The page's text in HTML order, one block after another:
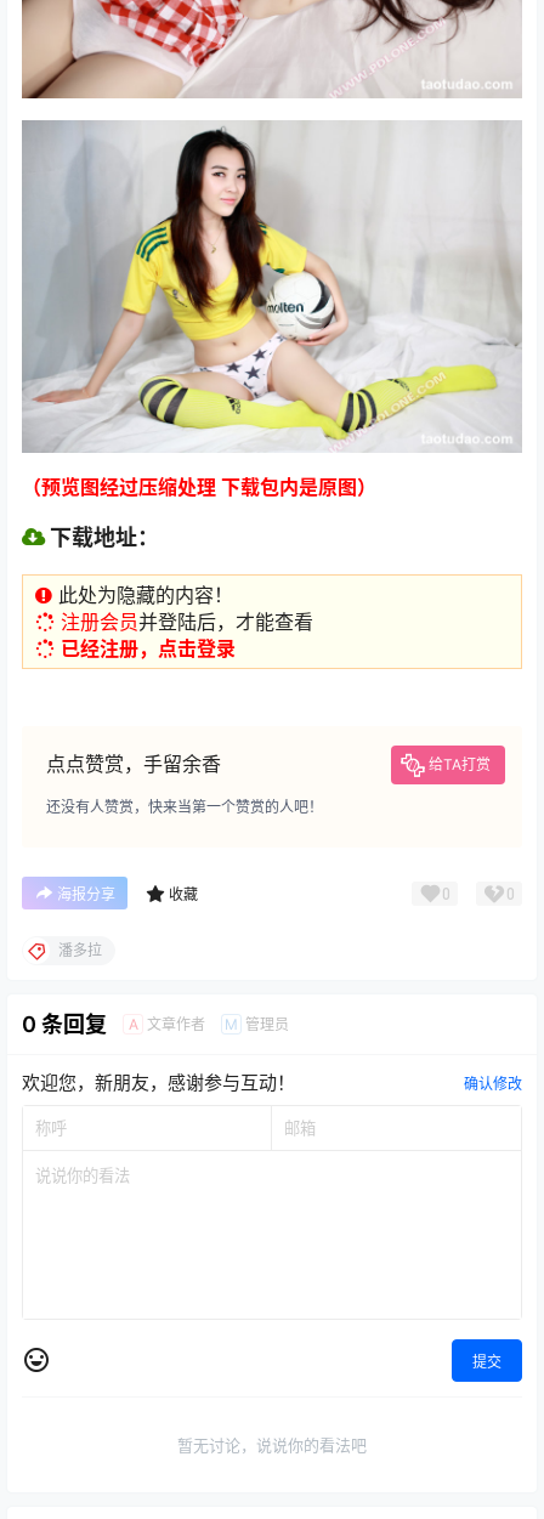
（预览图经过压缩处理 下载包内是原图）
下载地址：
此处为隐藏的内容！
注册会员并登陆后，才能查看
已经注册，点击登录
点点赞赏，手留余香 给TA打赏
还没有人赞赏，快来当第一个赞赏的人吧！
海报分享 收藏 0 0
潘多拉
0 条回复 A 文章作者 M 管理员
欢迎您，新朋友，感谢参与互动！ 确认修改
提交
暂无讨论，说说你的看法吧